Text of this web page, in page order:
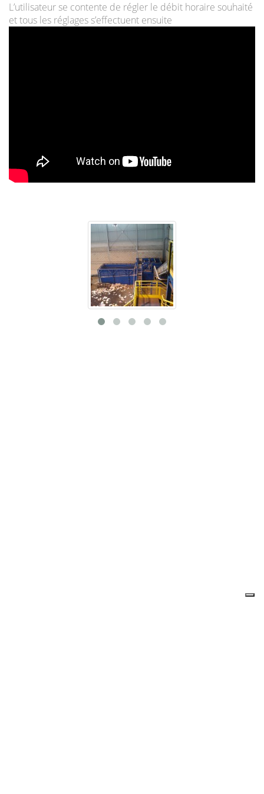
L’utilisateur se contente de régler le débit horaire souhaité
et tous les réglages s’effectuent ensuite